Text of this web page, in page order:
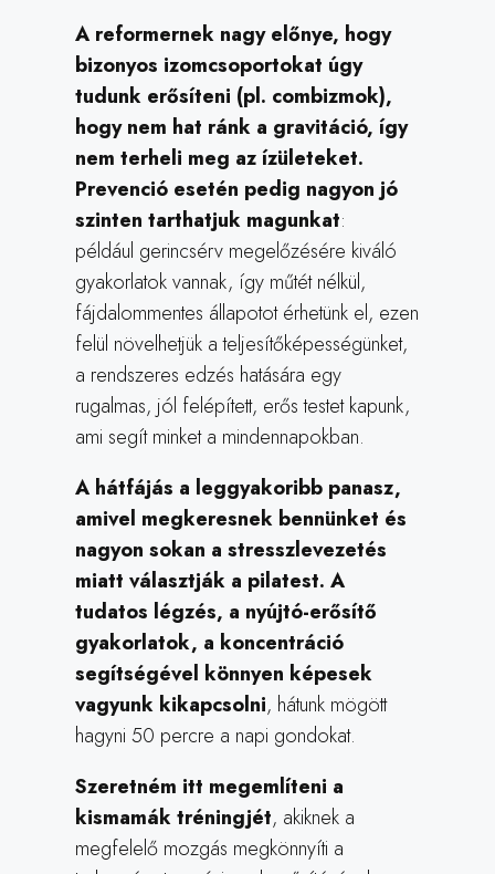
A reformernek nagy előnye, hogy
bizonyos izomcsoportokat úgy
tudunk erősíteni (pl. combizmok),
hogy nem hat ránk a gravitáció, így
nem terheli meg az ízületeket.
Prevenció esetén pedig nagyon jó
szinten tarthatjuk magunkat:
például gerincsérv megelőzésére kiváló
gyakorlatok vannak, így műtét nélkül,
fájdalommentes állapotot érhetünk el, ezen
felül növelhetjük a teljesítőképességünket,
a rendszeres edzés hatására egy
rugalmas, jól felépített, erős testet kapunk,
ami segít minket a mindennapokban.
A hátfájás a leggyakoribb panasz,
amivel megkeresnek bennünket és
nagyon sokan a stresszlevezetés
miatt választják a pilatest. A
tudatos légzés, a nyújtó-erősítő
gyakorlatok, a koncentráció
segítségével könnyen képesek
vagyunk kikapcsolni, hátunk mögött
hagyni 50 percre a napi gondokat.
Szeretném itt megemlíteni a
kismamák tréningjét, akiknek a
megfelelő mozgás megkönnyíti a